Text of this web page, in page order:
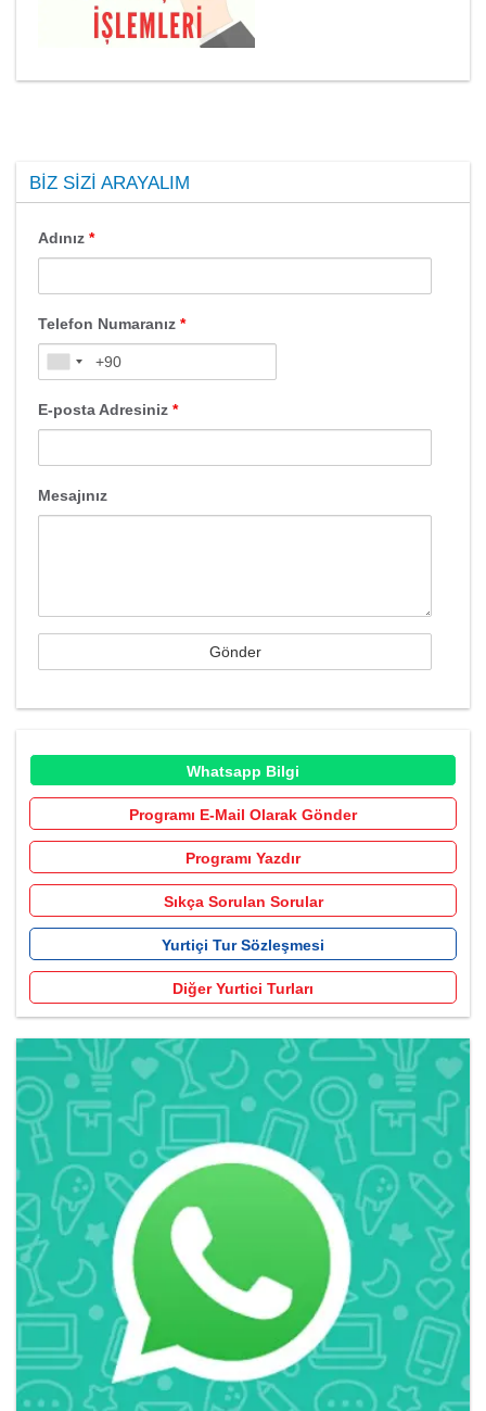
BIZ SIZI ARAYALIM
Adınız *
Telefon Numaranız *
E-posta Adresiniz *
Mesajınız
Whatsapp Bilgi
Programı E-Mail Olarak Gönder
Programı Yazdır
Sıkça Sorulan Sorular
Yurtiçi Tur Sözleşmesi
Diğer Yurtici Turları